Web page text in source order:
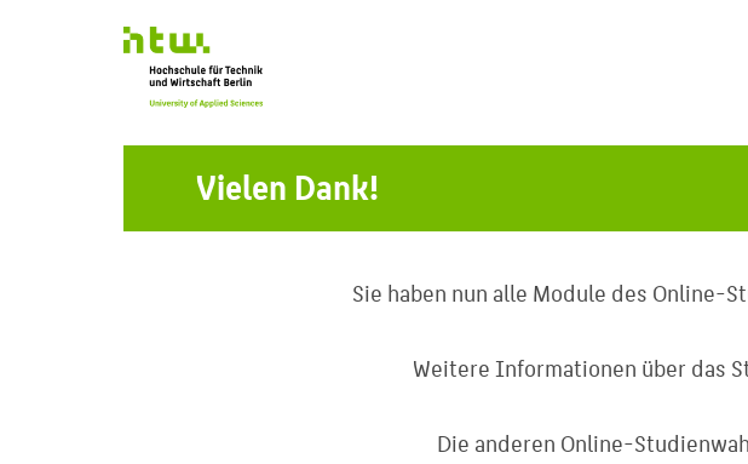
Vielen Dank!
Sie haben nun alle Module des
Weitere Informationen über das
Die anderen Online-